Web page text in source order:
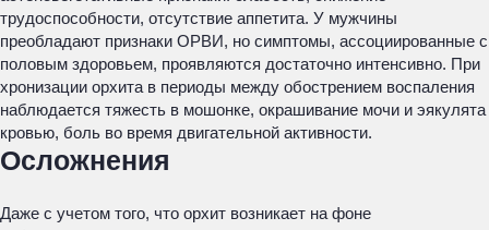
трудоспособности, отсутствие аппетита. У мужчины
преобладают признаки ОРВИ, но симптомы, ассоциированные с
половым здоровьем, проявляются достаточно интенсивно. При
хронизации орхита в периоды между обострением воспаления
наблюдается тяжесть в мошонке, окрашивание мочи и эякулята
кровью, боль во время двигательной активности.
Осложнения
Даже с учетом того, что орхит возникает на фоне